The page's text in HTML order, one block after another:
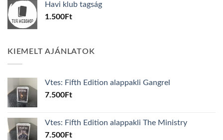
600Ft.100Ft.
Havi klub tagság
1.500Ft
KIEMELT AJÁNLATOK
Vtes: Fifth Edition alappakli Gangrel
7.500Ft
Vtes: Fifth Edition alappakli The Ministry
7.500Ft